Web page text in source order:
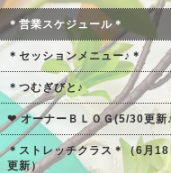
＊営業スケジュール＊
＊セッションメニュー♪＊
＊つむぎびと♪
❤ オーナーＢＬＯＧ(5/30更新
＊ストレッチクラス＊（6月18
更新）